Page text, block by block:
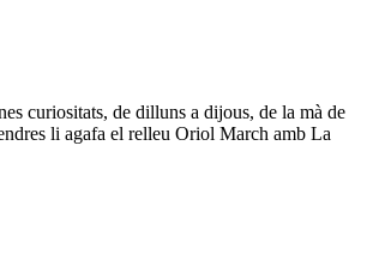
curiositats, de dilluns a dijous, de la mà de
li agafa el relleu Oriol March amb La